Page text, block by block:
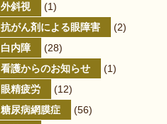
外斜視
(1)
抗がん剤による眼障害
(2)
白内障
(28)
看護からのお知らせ
(1)
眼精疲労
(12)
糖尿病網膜症
(56)